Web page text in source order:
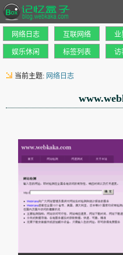
网络日志 互联网络 业
娱乐休闲 标签列表 访
当前主题: 网络日志